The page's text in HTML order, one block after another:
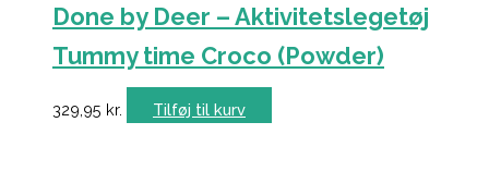
Done by Deer – Aktivitetslegetøj
Tummy time Croco (Powder)
329,95 kr. Tilføj til kurv